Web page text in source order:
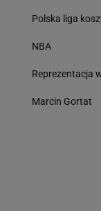
Polska liga
NBA
Reprezentacja
Marcin Gortat